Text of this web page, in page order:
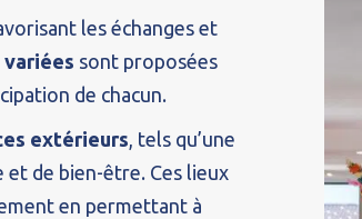
les échanges et
variées sont proposées
de chacun.
extérieurs, tels qu’une
de bien-être. Ces lieux
en permettant à